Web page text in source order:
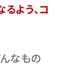
るよう､コ
なもの